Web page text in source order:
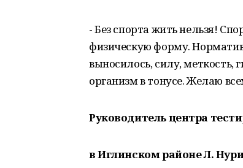
- Без спорта жить нельзя!
физическую форму.
выносилось, силу, меткость,
организм в тонусе. Желаю
Руководитель центра
в Иглинском районе Л.